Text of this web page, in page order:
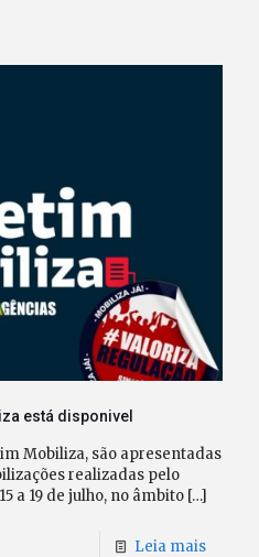
está disponivel
Mobiliza, são apresentadas
realizadas pelo
a 19 de julho, no âmbito […]
Leia mais